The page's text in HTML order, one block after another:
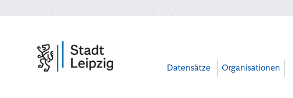
Datensätze Organisationen